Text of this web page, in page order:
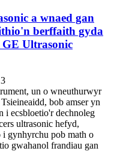
a wnaed gan
berffaith gyda
Ultrasonic
un o wneuthurwyr
bob amser yn
i ecsbloetio'r dechnoleg
ultrasonic hefyd,
gynhyrchu pob math o
gwahanol frandiau gan